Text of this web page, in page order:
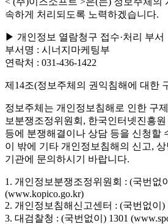
속하게 처리되도록 노력하겠습니다.
▶ 개인정보 열람청구 접수·처리 부서
부서명 : 시너지마케팅부
연락처 : 031-436-1422
제14조(정보주체의 권익침해에 대한
정보주체는 개인정보침해로 인한 구
보분쟁조정위원회, 한국인터넷진흥
등에 분쟁해결이나 상담 등을 신청할
이 밖에 기타 개인정보침해의 신고,
기관에 문의하시기 바랍니다.
1. 개인정보분쟁조정위원회 : (국번없
(www.kopico.go.kr)
2. 개인정보침해신고센터 : (국번없이)
3. 대검찰청 : (국번없이) 1301